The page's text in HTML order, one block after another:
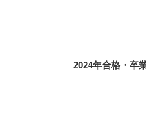
2024年合格・卒